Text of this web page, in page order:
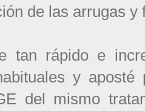
de las arrugas
tan rápido e
y
del mismo